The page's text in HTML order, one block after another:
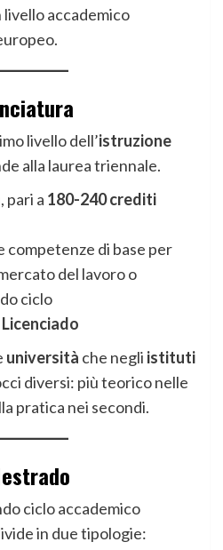
accademico
livello dell’istruzione
alla laurea triennale.
pari a 180-240 crediti
competenze di base per
del lavoro o
ciclo
Licenciado
università che negli istituti
diversi: più teorico nelle
pratica nei secondi.
ciclo accademico
in due tipologie: